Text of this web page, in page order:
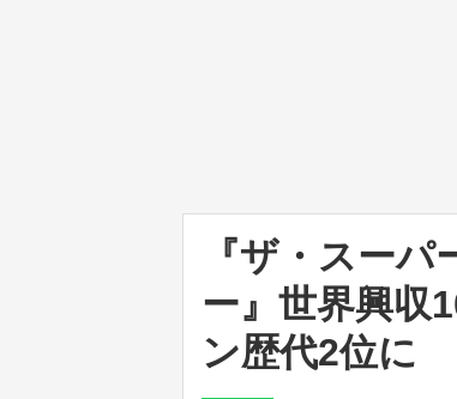
『ザ・スー
ー』世界興収
ン歴代2位に